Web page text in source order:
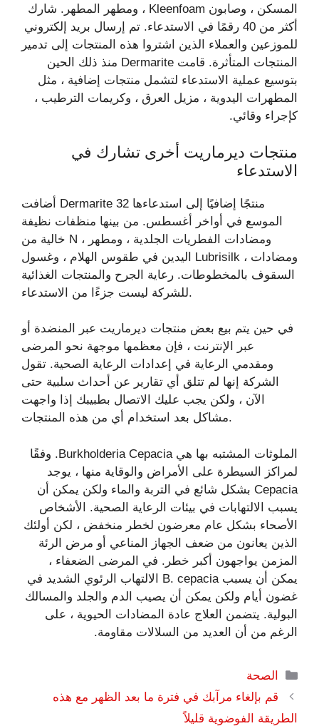
المسكن ، وصابون Kleenfoam ، ومطهر المطهر. شارك
أكثر من 40 رقمًا في الاستدعاء. تم إرسال بريد إلكتروني
للموزعين والعملاء الذين اشتروا هذه المنتجات إلى تدمير
المنتجات المتأثرة. قامت Dermarite منذ ذلك الحين
بتوسيع عملية الاستدعاء لتشمل منتجات إضافية ، مثل
المطهرات اليدوية ، مزيل العرق ، وكريمات الترطيب ،
كإجراء وقائي.
منتجات ديرماريت أخرى تشارك في
الاستدعاء
أضافت Dermarite 32 منتجًا إضافيًا إلى استدعاءها
الموسع في أواخر أغسطس. من بينها منظفات نظيفة
خالية من N ، ومضادات الفطريات الجلدية ، ومطهر
اليدين في طقوس الهلام ، وغسول Lubrisilk ، ومضادات
السقوف بالمخطوطات. رعاية الجرح والمنتجات الغذائية
للشركة ليست جزءًا من الاستدعاء.
في حين يتم بيع بعض منتجات ديرماريت عبر المنضدة أو
عبر الإنترنت ، فإن معظمها موجهة نحو المرضى
ومقدمي الرعاية في إعدادات الرعاية الصحية. تقول
الشركة إنها لم تتلق أي تقارير عن أحداث سلبية حتى
الآن ، ولكن يجب عليك الاتصال بطبيبك إذا واجهت
مشاكل بعد استخدام أي من هذه المنتجات.
الملوثات المشتبه بها هي Burkholderia Cepacia. وفقًا
لمراكز السيطرة على الأمراض والوقاية منها ، يوجد
Cepacia بشكل شائع في التربة والماء ولكن يمكن أن
يسبب الالتهابات في بيئات الرعاية الصحية. الأشخاص
الأصحاء بشكل عام معرضون لخطر منخفض ، لكن أولئك
الذين يعانون من ضعف الجهاز المناعي أو مرض الرئة
المزمن يواجهون أكبر خطر. في المرضى الضعفاء ،
يمكن أن يسبب B. cepacia الالتهاب الرئوي الشديد في
غضون أيام ولكن يمكن أن يصيب الدم والجلد والمسالك
البولية. يتضمن العلاج عادة المضادات الحيوية ، على
الرغم من أن العديد من السلالات مقاومة.
التصنيفات
الصحة
قم بإلغاء مرآبك في فترة ما بعد الظهر مع هذه
الطريقة الفوضوية قليلاً